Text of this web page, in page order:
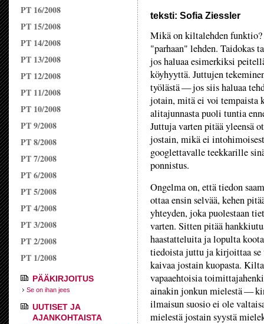
PT 16/2008
PT 15/2008
PT 14/2008
PT 13/2008
PT 12/2008
PT 11/2008
PT 10/2008
PT 9/2008
PT 8/2008
PT 7/2008
PT 6/2008
PT 5/2008
PT 4/2008
PT 3/2008
PT 2/2008
PT 1/2008
PÄÄKIRJOITUS
Se on ihan jees
UUTISET JA
AJANKOHTAISTA
teksti: Sofia Ziessler
Mikä on kiltalehden funktio?
"parhaan" lehden. Taidokas
jos haluaa esimerkiksi
köyhyyttä. Juttujen
työlästä — jos siis haluaa
jotain, mitä ei voi tempaista
alitajunnasta puoli tuntia
Juttuja varten pitää yleensä
jostain, mikä ei
googlettavalle teekkarille
ponnistus.
Ongelma on, että tiedon
ottaa ensin selvää, kehen
yhteyden, joka puolestaan
varten. Sitten pitää
haastatteluita ja lopulta
tiedoista juttu ja kirjoittaa
kaivaa jostain kuopasta.
vapaaehtoisia
ainakin jonkun mielestä —
ilmaisun suosio ei ole
mielestä jostain syystä